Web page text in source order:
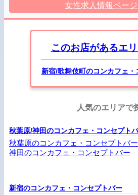
女性求人情報ペー
このお店があるエ
新宿/歌舞伎町のコンカフェ・
人気のエリアで
秋葉原/神田のコンカフェ・コンセプト
秋葉原のコンカフェ・コンセプトバー
神田のコンカフェ・コンセプトバー
新宿のコンカフェ・コンセプトバー